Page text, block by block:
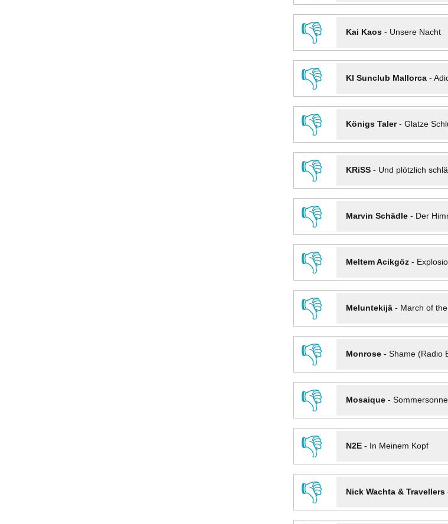
👎
Kai Kaos- Unsere Nacht
👎
KI Sunclub Mallorca-
👎
Königs Taler- Glatze
👎
KRiSS- Und plötzlich
👎
Marvin Schädle- Der
👎
Meltem Acikgöz-
👎
Meluntekijä- March of
👎
Monrose- Shame (Radio
👎
Mosaique-
👎
N2E- In Meinem Kopf
👎
Nick Wachta & Travellers